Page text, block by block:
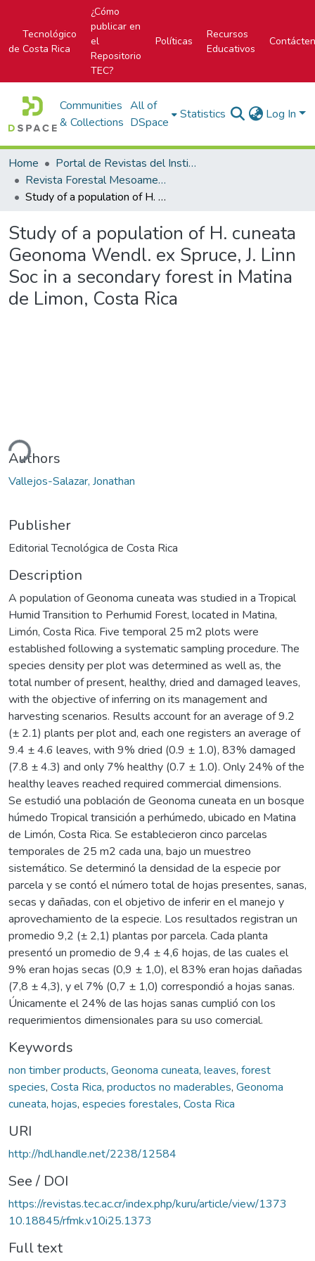
Tecnológico
de Costa Rica
¿Cómo
publicar en
el
Repositorio
TEC?
Políticas
Recursos
Educativos
Communities
& Collections
All of
DSpace
Statistics Log In
Home
Portal de Revistas del Instituto Tecnológico de Costa Rica
Revista Forestal Mesoamericana Kurú
Study of a population of H. cuneata Geonoma Wendl. ex Spruce, J. Linn Soc in a secondary forest in Matina de Limon, Costa Rica
Study of a population of H. cuneata
Geonoma Wendl. ex Spruce, J. Linn
Soc in a secondary forest in Matina
de Limon, Costa Rica
Authors
Vallejos-Salazar, Jonathan
Publisher
Editorial Tecnológica de Costa Rica
Description
A population of Geonoma cuneata was studied in a Tropical
Humid Transition to Perhumid Forest, located in Matina,
Limón, Costa Rica. Five temporal 25 m2 plots were
established following a systematic sampling procedure. The
species density per plot was determined as well as, the
total number of present, healthy, dried and damaged leaves,
with the objective of inferring on its management and
harvesting scenarios. Results account for an average of 9.2
(± 2.1) plants per plot and, each one registers an average of
9.4 ± 4.6 leaves, with 9% dried (0.9 ± 1.0), 83% damaged
(7.8 ± 4.3) and only 7% healthy (0.7 ± 1.0). Only 24% of the
healthy leaves reached required commercial dimensions.
Se estudió una población de Geonoma cuneata en un bosque
húmedo Tropical transición a perhúmedo, ubicado en Matina
de Limón, Costa Rica. Se establecieron cinco parcelas
temporales de 25 m2 cada una, bajo un muestreo
sistemático. Se determinó la densidad de la especie por
parcela y se contó el número total de hojas presentes, sanas,
secas y dañadas, con el objetivo de inferir en el manejo y
aprovechamiento de la especie. Los resultados registran un
promedio 9,2 (± 2,1) plantas por parcela. Cada planta
presentó un promedio de 9,4 ± 4,6 hojas, de las cuales el
9% eran hojas secas (0,9 ± 1,0), el 83% eran hojas dañadas
(7,8 ± 4,3), y el 7% (0,7 ± 1,0) correspondió a hojas sanas.
Únicamente el 24% de las hojas sanas cumplió con los
requerimientos dimensionales para su uso comercial.
Keywords
non timber products, Geonoma cuneata, leaves, forest
species, Costa Rica, productos no maderables, Geonoma
cuneata, hojas, especies forestales, Costa Rica
URI
http://hdl.handle.net/2238/12584
See / DOI
https://revistas.tec.ac.cr/index.php/kuru/article/view/1373
10.18845/rfmk.v10i25.1373
Full text